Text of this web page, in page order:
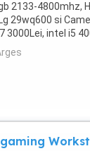
2133-4800mhz,
29wq600 si
3000Lei, intel i5
gaming